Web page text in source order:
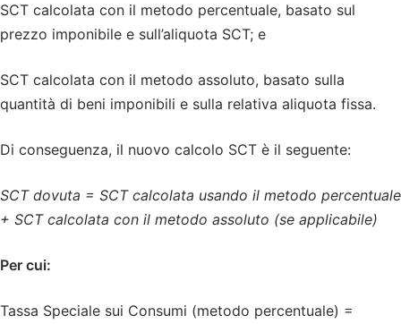
SCT calcolata con il metodo percentuale, basato sul
prezzo imponibile e sull’aliquota SCT; e
SCT calcolata con il metodo assoluto, basato sulla
quantità di beni imponibili e sulla relativa aliquota fissa.
Di conseguenza, il nuovo calcolo SCT è il seguente:
SCT dovuta = SCT calcolata usando il metodo percentuale
+ SCT calcolata con il metodo assoluto (se applicabile)
Per cui:
Tassa Speciale sui Consumi (metodo percentuale) =